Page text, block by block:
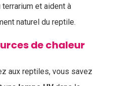
terrarium et aident à
naturel du reptile.
de chaleur
aux reptiles, vous savez